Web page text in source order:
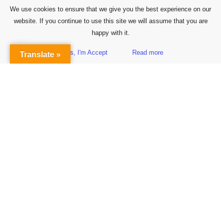
Sidebar
We use cookies to ensure that we give you the best experience on our
website. If you continue to use this site we will assume that you are
happy with it.
Yes, I'm Accept Read more
Translate »